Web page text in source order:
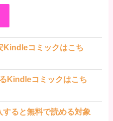
Kindleコミックはこち
Kindleコミックはこち
ると無料で読める対象